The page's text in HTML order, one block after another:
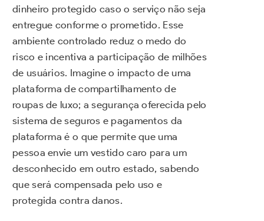
dinheiro protegido caso o serviço não seja
entregue conforme o prometido. Esse
ambiente controlado reduz o medo do
risco e incentiva a participação de milhões
de usuários. Imagine o impacto de uma
plataforma de compartilhamento de
roupas de luxo; a segurança oferecida pelo
sistema de seguros e pagamentos da
plataforma é o que permite que uma
pessoa envie um vestido caro para um
desconhecido em outro estado, sabendo
que será compensada pelo uso e
protegida contra danos.